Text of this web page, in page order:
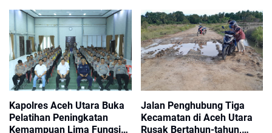
Kapolres Aceh Utara Buka
Pelatihan Peningkatan
Kemampuan Lima Fungsi
Jalan Penghubung Tiga
Kecamatan di Aceh Utara
Rusak Bertahun-tahun,